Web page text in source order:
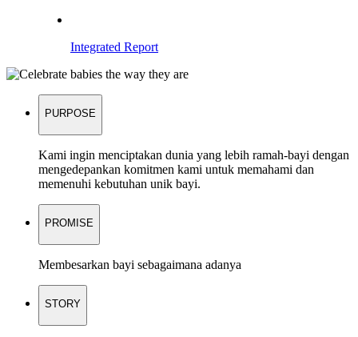
Integrated Report
PURPOSE
Kami ingin menciptakan dunia yang lebih ramah-bayi dengan
mengedepankan komitmen kami untuk memahami dan
memenuhi kebutuhan unik bayi.
PROMISE
Membesarkan bayi sebagaimana adanya
STORY